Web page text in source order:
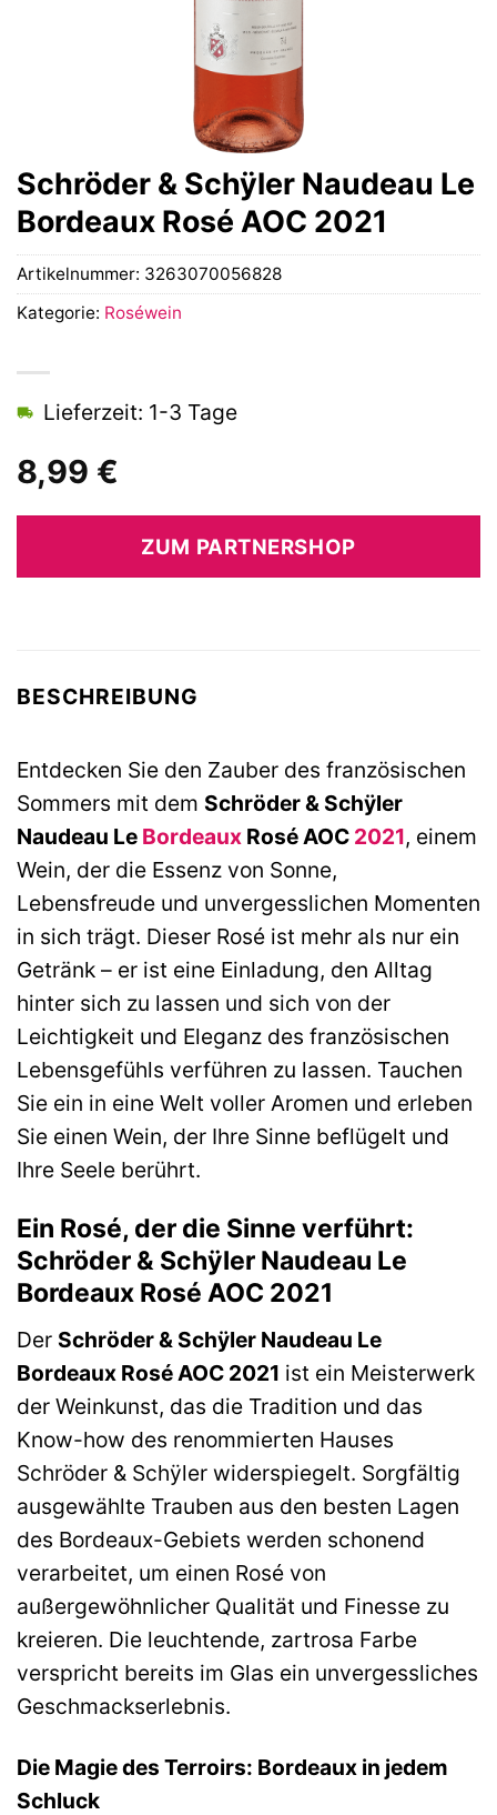
Schröder & Schÿler Naudeau Le
Bordeaux Rosé AOC 2021
8,99 €
Lieferzeit: 1-3 Tage
ZUM PARTNERSHOP
Artikelnummer: 3263070056828
Kategorie: Roséwein
BESCHREIBUNG
Entdecken Sie den Zauber des französischen
Sommers mit dem Schröder & Schÿler
Naudeau Le Bordeaux Rosé AOC 2021, einem
Wein, der die Essenz von Sonne,
Lebensfreude und unvergesslichen Momenten
in sich trägt. Dieser Rosé ist mehr als nur ein
Getränk – er ist eine Einladung, den Alltag
hinter sich zu lassen und sich von der
Leichtigkeit und Eleganz des französischen
Lebensgefühls verführen zu lassen. Tauchen
Sie ein in eine Welt voller Aromen und erleben
Sie einen Wein, der Ihre Sinne beflügelt und
Ihre Seele berührt.
Ein Rosé, der die Sinne verführt:
Schröder & Schÿler Naudeau Le
Bordeaux Rosé AOC 2021
Der Schröder & Schÿler Naudeau Le
Bordeaux Rosé AOC 2021 ist ein Meisterwerk
der Weinkunst, das die Tradition und das
Know-how des renommierten Hauses
Schröder & Schÿler widerspiegelt. Sorgfältig
ausgewählte Trauben aus den besten Lagen
des Bordeaux-Gebiets werden schonend
verarbeitet, um einen Rosé von
außergewöhnlicher Qualität und Finesse zu
kreieren. Die leuchtende, zartrosa Farbe
verspricht bereits im Glas ein unvergessliches
Geschmackserlebnis.
Die Magie des Terroirs: Bordeaux in jedem
Schluck